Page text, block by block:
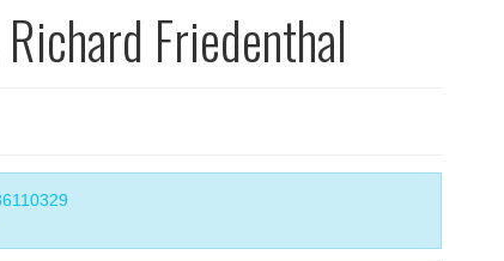
Friedenthal